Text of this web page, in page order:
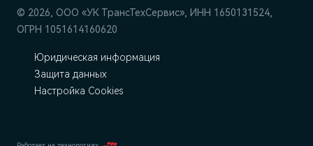
© 2026, ООО «УК ТрансТехСервис», ИНН 1650131524,
ОГРН 1051614160620
Юридическая информация
Защита данных
Настройка Cookies